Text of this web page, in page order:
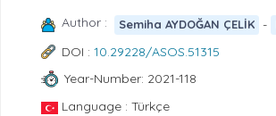
Author : Semiha AYDOĞAN ÇELİK -
DOI : 10.29228/ASOS.51315
Year-Number: 2021-118
Language : Türkçe